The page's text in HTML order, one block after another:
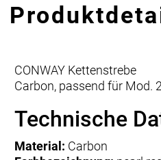
CONWAY Kettenstrebe
Carbon, passend für Mod.
Technische
Material: Carbon